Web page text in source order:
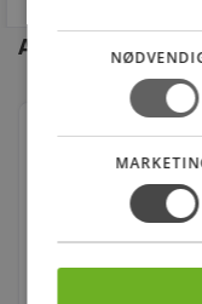
Andre kunder
Lavabo